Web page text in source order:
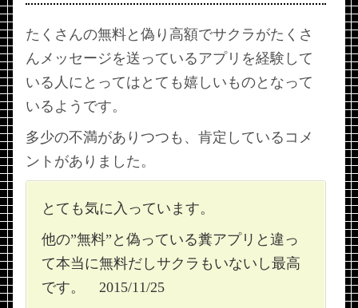
たくさんの無料と偽り高額でサクラがたくさ
んメッセージを送っているアプリを経験して
いる人にとってはとても嬉しいものとなって
いるようです。
多少の不満がありつつも、肯定しているコメ
ントがありました。
とても気に入っています。
他の”無料”と偽っている糞アプリと違っ
て本当に無料だしサクラもいないし最高
です。 2015/11/25